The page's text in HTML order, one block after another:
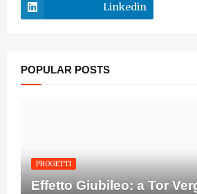
Linkedin
POPULAR POSTS
PROGETTI
Effetto Giubileo: a Tor